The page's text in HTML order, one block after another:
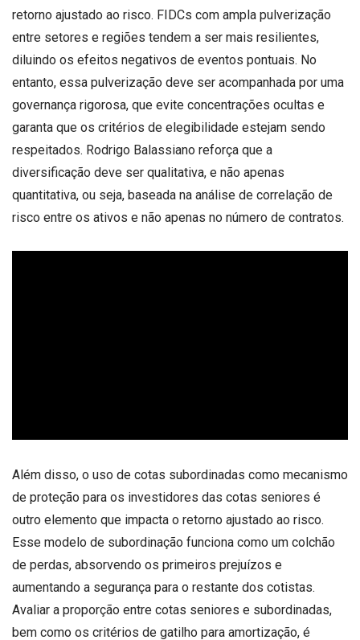
retorno ajustado ao risco. FIDCs com ampla pulverização
entre setores e regiões tendem a ser mais resilientes,
diluindo os efeitos negativos de eventos pontuais. No
entanto, essa pulverização deve ser acompanhada por uma
governança rigorosa, que evite concentrações ocultas e
garanta que os critérios de elegibilidade estejam sendo
respeitados. Rodrigo Balassiano reforça que a
diversificação deve ser qualitativa, e não apenas
quantitativa, ou seja, baseada na análise de correlação de
risco entre os ativos e não apenas no número de contratos.
Além disso, o uso de cotas subordinadas como mecanismo
de proteção para os investidores das cotas seniores é
outro elemento que impacta o retorno ajustado ao risco.
Esse modelo de subordinação funciona como um colchão
de perdas, absorvendo os primeiros prejuízos e
aumentando a segurança para o restante dos cotistas.
Avaliar a proporção entre cotas seniores e subordinadas,
bem como os critérios de gatilho para amortização, é